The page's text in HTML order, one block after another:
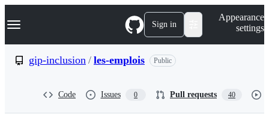
k
p
Navigation Menu Sign in
Appearance
settings
gip-inclusion / les-emplois Public
Code Issues 0 Pull requests 40